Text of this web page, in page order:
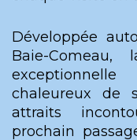
Développée
Baie-
chaleureux de
attraits
prochain